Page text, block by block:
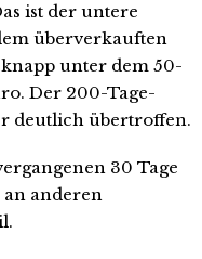
ist der untere
überverkauften
unter dem 50-
Der 200-Tage-
deutlich übertroffen.
30 Tage
an anderen